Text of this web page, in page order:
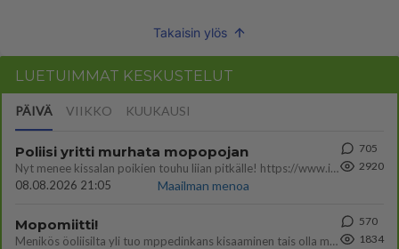
Takaisin ylös
LUETUIMMAT KESKUSTELUT
PÄIVÄ VIIKKO KUUKAUSI
Poliisi yritti murhata mopopojan
Nyt menee kissalan poikien touhu liian pitkälle! https://www.is.fi/kotimaa/art-2000012193221.html Karu video mopomiiti
08.08.2026 21:05
Maailman menoa
705
2920
Mopomiitti!
Menikös öoliisilta yli tuo mppedinkans kisaaminen tais olla melkoinen riski vahigoittaa tarpeettomasti jopa kuolla tuoss
570
1834